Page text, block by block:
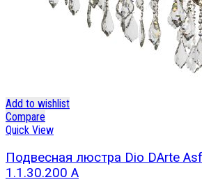
Add to wishlist
Compare
Quick View
Подвесная люстра Dio DArte
1.1.30.200 A